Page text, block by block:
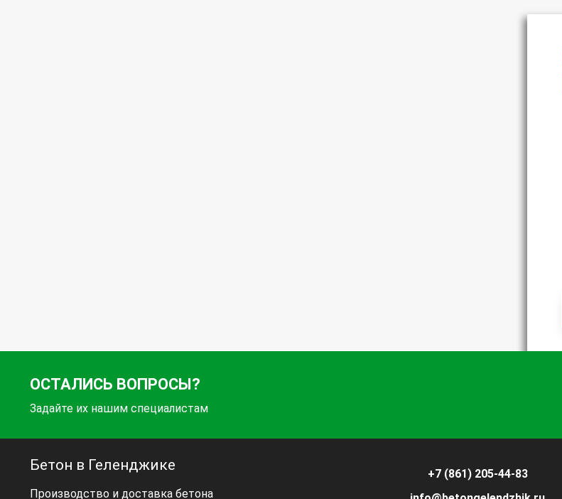
ОСТАЛИСЬ ВОПРОСЫ?
Задайте их нашим специалистам
Бетон в Геленджике
Производство и доставка бетона
+7 (861) 205-44-83